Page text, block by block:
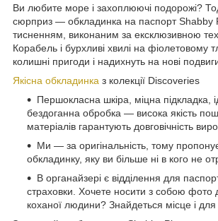
Ви любите море і захоплюючі подорожі?
сюрприз — обкладинка на паспорт Shabby
тисненням, виконаним за ексклюзивною
Корабель і бурхливі хвилі на фіолетовому
колишні пригоди і надихнуть на нові
Якісна обкладинка з колекції Discoveries
Першокласна шкіра, міцна підкладка,
бездоганна обробка — висока якість
матеріалів гарантують довговічність
Ми — за оригінальність, тому
обкладинку, яку ви більше ні в кого не
В органайзері є відділення для
страховки. Хочете носити з собою фото
коханої людини? Знайдеться місце і для